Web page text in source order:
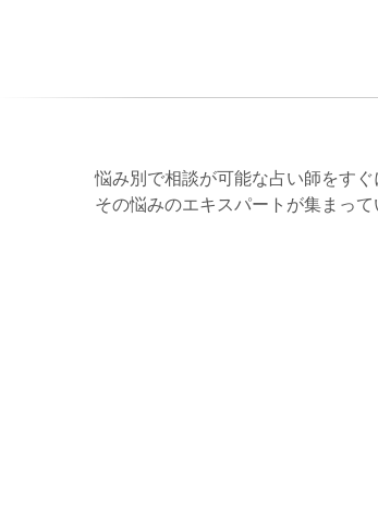
悩み別で相談が可能な占い師をすぐ
その悩みのエキスパートが集まっ